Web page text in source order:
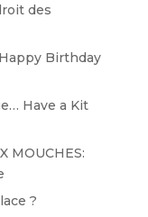
des
Birthday
Have a Kit
MOUCHES:
?